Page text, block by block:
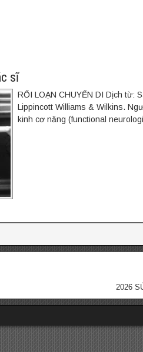
sĩ
RỐI LOẠN CHUYỂN DI Dịch từ:
Lippincott Williams & Wilkins.
kinh cơ năng (functional
2026